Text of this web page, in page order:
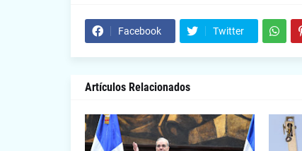
Facebook Twitter
Artículos Relacionados